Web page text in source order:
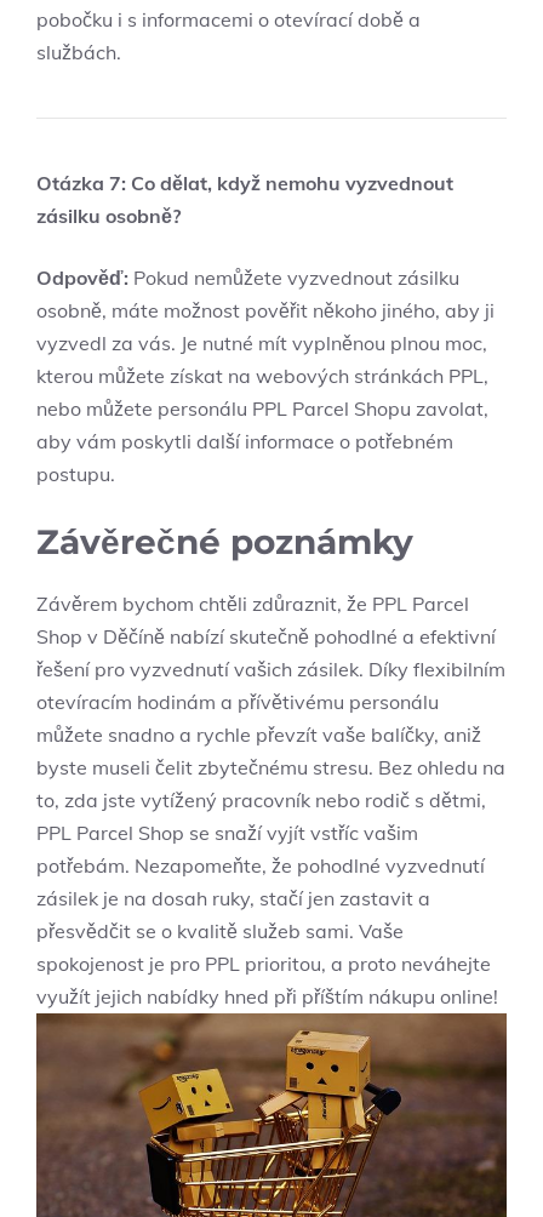
pobočku i s informacemi o otevírací době a
službách.
Otázka 7: Co dělat, když nemohu vyzvednout
zásilku osobně?
Odpověď: Pokud nemůžete vyzvednout zásilku
osobně, máte možnost pověřit někoho jiného, aby ji
vyzvedl za vás. Je nutné mít vyplněnou plnou moc,
kterou můžete získat na webových stránkách PPL,
nebo můžete personálu PPL Parcel Shopu zavolat,
aby vám poskytli další informace o potřebném
postupu.
Závěrečné poznámky
Závěrem bychom chtěli zdůraznit, že PPL Parcel
Shop v Děčíně nabízí skutečně pohodlné a efektivní
řešení pro vyzvednutí vašich zásilek. Díky flexibilním
otevíracím hodinám a přívětivému personálu
můžete snadno a rychle převzít vaše balíčky, aniž
byste museli čelit zbytečnému stresu. Bez ohledu na
to, zda jste vytížený pracovník nebo rodič s dětmi,
PPL Parcel Shop se snaží vyjít vstříc vašim
potřebám. Nezapomeňte, že pohodlné vyzvednutí
zásilek je na dosah ruky, stačí jen zastavit a
přesvědčit se o kvalitě služeb sami. Vaše
spokojenost je pro PPL prioritou, a proto neváhejte
využít jejich nabídky hned při příštím nákupu online!